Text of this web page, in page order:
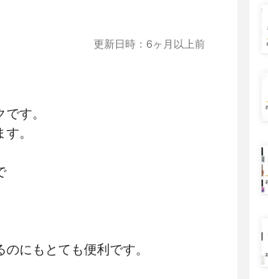
更新日時：6ヶ月以上前
す。
。
にもとても便利です。